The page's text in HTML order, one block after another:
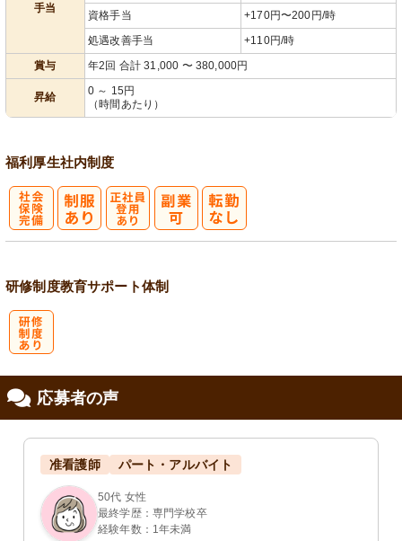
手当
資格手当
+170円〜200円/時
処遇改善手当
+110円/時
賞与
年2回 合計 31,000 〜 380,000円
昇給
0 ～ 15円
（時間あたり）
福利厚生社内制度
研修制度教育サポート体制
応募者の声
准看護師 パート・アルバイト
50代 女性
最終学歴：専門学校卒
経験年数：1年未満